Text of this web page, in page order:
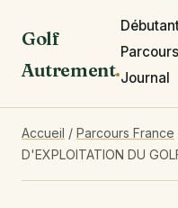
Golf
Autrement.Journal
Accueil / Parcours France
D'EXPLOITATION DU